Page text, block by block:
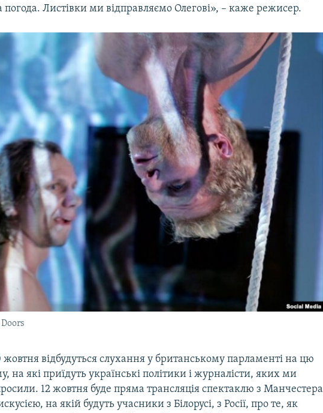
погода. Листівки ми відправляємо Олегові», – каже режисер.
жовтня відбудуться слухання у британському парламенті на цю
на які приїдуть українські політики і журналісти, яких ми
12 жовтня буде пряма трансляція спектаклю з Манчестера
на якій будуть учасники з Білорусі, з Росії, про те, як